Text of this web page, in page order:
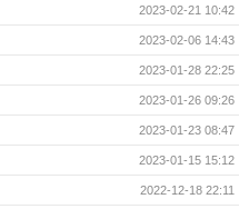
2023-02-21 10:42
2023-02-06 14:43
2023-01-28 22:25
2023-01-26 09:26
2023-01-23 08:47
2023-01-15 15:12
2022-12-18 22:11